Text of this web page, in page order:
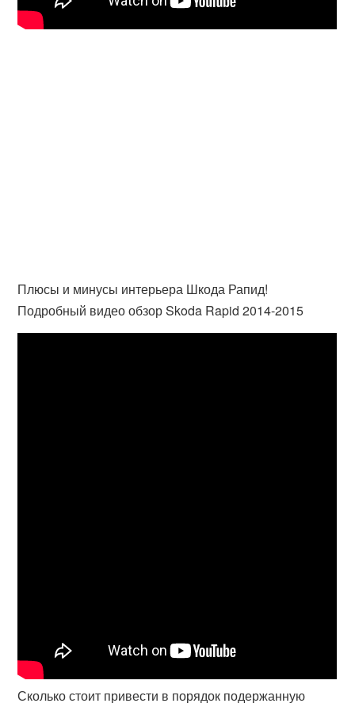
Плюсы и минусы интерьера Шкода Рапид!
Подробный видео обзор Skoda Rapid 2014-2015
Сколько стоит привести в порядок подержанную